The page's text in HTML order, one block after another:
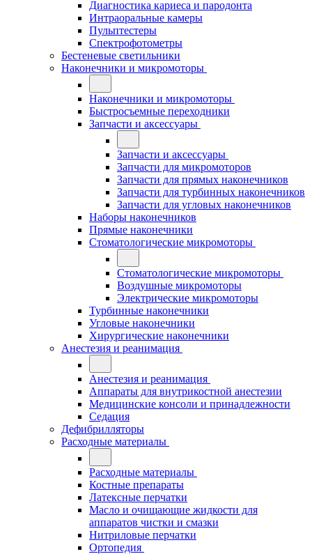
Диагностика кариеса и пародонта
Интраоральные камеры
Пульптестеры
Спектрофотометры
Бестеневые светильники
Наконечники и микромоторы
Наконечники и микромоторы
Быстросъемные переходники
Запчасти и аксессуары
Запчасти и аксессуары
Запчасти для микромоторов
Запчасти для прямых наконечников
Запчасти для турбинных наконечников
Запчасти для угловых наконечников
Наборы наконечников
Прямые наконечники
Стоматологические микромоторы
Стоматологические микромоторы
Воздушные микромоторы
Электрические микромоторы
Турбинные наконечники
Угловые наконечники
Хирургические наконечники
Анестезия и реанимация
Анестезия и реанимация
Аппараты для внутрикостной анестезии
Медицинские консоли и принадлежности
Седация
Дефибрилляторы
Расходные материалы
Расходные материалы
Костные препараты
Латексные перчатки
Масло и очищающие жидкости для
аппаратов чистки и смазки
Нитриловые перчатки
Ортопедия